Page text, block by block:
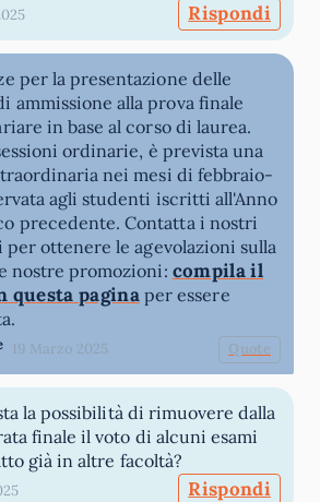
Rispondi
per la presentazione delle
ammissione alla prova finale
in base al corso di laurea.
ordinarie, è prevista una
nei mesi di febbraio-
agli studenti iscritti all'Anno
precedente. Contatta i nostri
ottenere le agevolazioni sulla
nostre promozioni: compila il
questa paginaper essere
19 Marzo 2025 Quote
la possibilità di rimuovere dalla
finale il voto di alcuni esami
già in altre facoltà?
Rispondi